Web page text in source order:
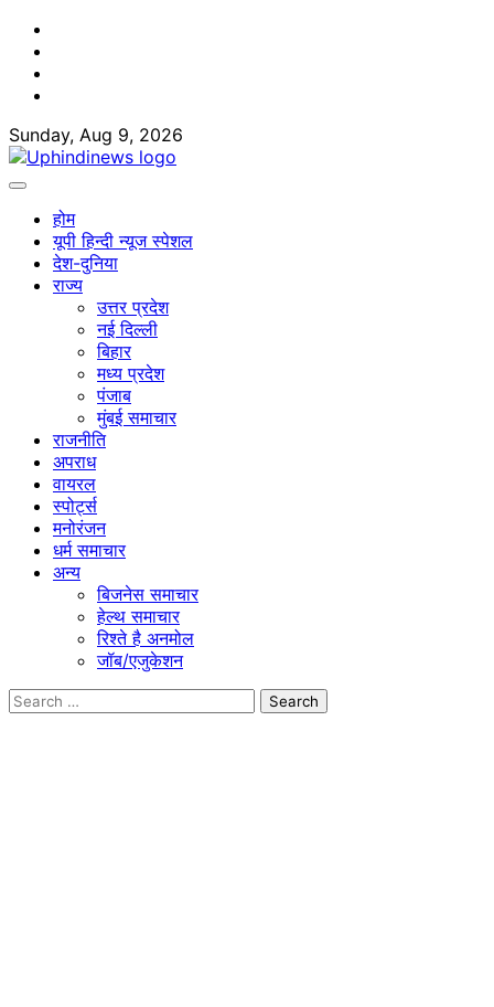
Skip
content
Sunday, Aug 9, 2026
होम
यूपी हिन्दी न्यूज स्पेशल
देश-दुनिया
राज्य
उत्तर प्रदेश
नई दिल्ली
बिहार
मध्य प्रदेश
पंजाब
मुंबई समाचार
राजनीति
अपराध
वायरल
स्पोर्ट्स
मनोरंजन
धर्म समाचार
अन्य
बिजनेस समाचार
हेल्थ समाचार
रिश्ते है अनमोल
जॉब/एजुकेशन
Search